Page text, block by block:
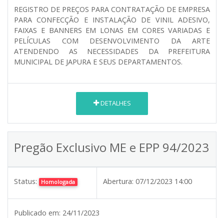
REGISTRO DE PREÇOS PARA CONTRATAÇÃO DE EMPRESA
PARA CONFECÇÃO E INSTALAÇÃO DE VINIL ADESIVO,
FAIXAS E BANNERS EM LONAS EM CORES VARIADAS E
PELÍCULAS COM DESENVOLVIMENTO DA ARTE
ATENDENDO AS NECESSIDADES DA PREFEITURA
MUNICIPAL DE JAPURA E SEUS DEPARTAMENTOS.
DETALHES
Pregão Exclusivo ME e EPP 94/2023
Status: Homologada Abertura: 07/12/2023 14:00
Publicado em: 24/11/2023